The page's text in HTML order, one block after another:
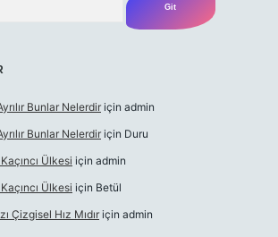
Bunlar Nelerdir için admin
Bunlar Nelerdir için Duru
Ülkesi için admin
Ülkesi için Betül
Çizgisel Hız Mıdır için admin